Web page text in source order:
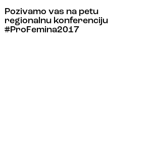
Pozivamo vas na petu
regionalnu konferenciju
#ProFemina2017